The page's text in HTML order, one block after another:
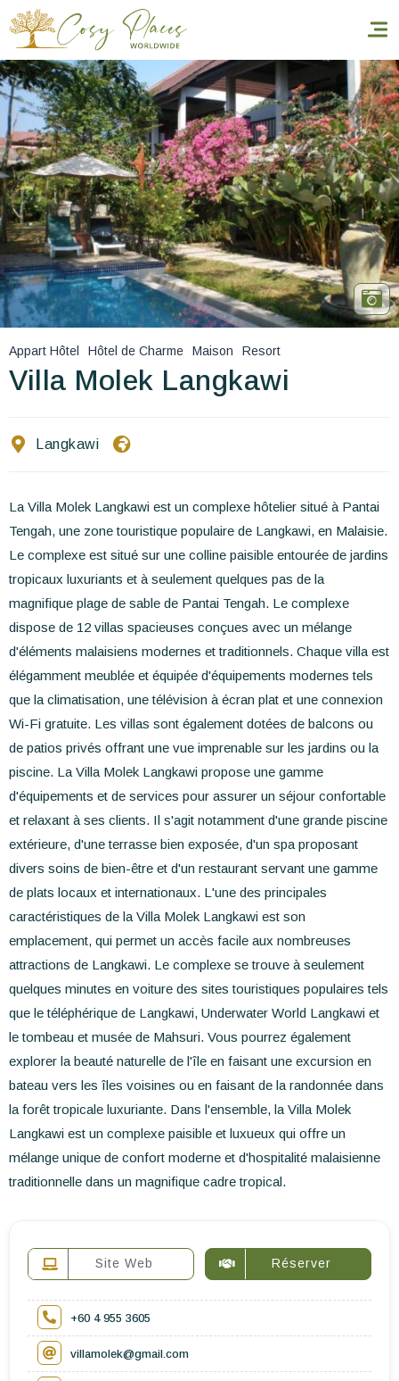
Accueil
Réserver un séjour
Nos adresses dans le monde
World’s Best Hotels
Vous faire voyager
Les séjours à thème
Appart Hôtel Hôtel de Charme Maison Resort
Villa Molek Langkawi
Langkawi
La Villa Molek Langkawi est un complexe hôtelier situé à Pantai
Tengah, une zone touristique populaire de Langkawi, en Malaisie.
Le complexe est situé sur une colline paisible entourée de jardins
tropicaux luxuriants et à seulement quelques pas de la
magnifique plage de sable de Pantai Tengah. Le complexe
dispose de 12 villas spacieuses conçues avec un mélange
d'éléments malaisiens modernes et traditionnels. Chaque villa est
élégamment meublée et équipée d'équipements modernes tels
que la climatisation, une télévision à écran plat et une connexion
Wi-Fi gratuite. Les villas sont également dotées de balcons ou
de patios privés offrant une vue imprenable sur les jardins ou la
piscine. La Villa Molek Langkawi propose une gamme
d'équipements et de services pour assurer un séjour confortable
et relaxant à ses clients. Il s'agit notamment d'une grande piscine
extérieure, d'une terrasse bien exposée, d'un spa proposant
divers soins de bien-être et d'un restaurant servant une gamme
de plats locaux et internationaux. L'une des principales
caractéristiques de la Villa Molek Langkawi est son
emplacement, qui permet un accès facile aux nombreuses
attractions de Langkawi. Le complexe se trouve à seulement
quelques minutes en voiture des sites touristiques populaires tels
que le téléphérique de Langkawi, Underwater World Langkawi et
le tombeau et musée de Mahsuri. Vous pourrez également
explorer la beauté naturelle de l'île en faisant une excursion en
bateau vers les îles voisines ou en faisant de la randonnée dans
la forêt tropicale luxuriante. Dans l'ensemble, la Villa Molek
Langkawi est un complexe paisible et luxueux qui offre un
mélange unique de confort moderne et d'hospitalité malaisienne
traditionnelle dans un magnifique cadre tropical.
Site Web Réserver
+60 4 955 3605
villamolek@gmail.com